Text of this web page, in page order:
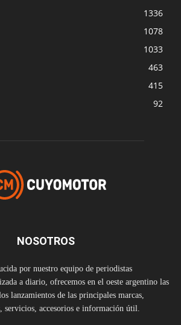
1336
1078
1033
463
415
92
NOSOTROS
por nuestro equipo de periodistas
a diario, ofrecemos en el oeste argentino las
lanzamientos de las principales marcas,
servicios, accesorios e información útil.